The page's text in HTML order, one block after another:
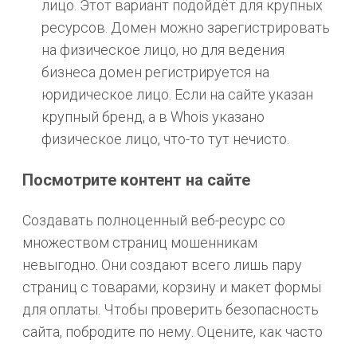
лицо. Этот вариант подойдёт для крупных
ресурсов. Домен можно зарегистрировать
на физическое лицо, но для ведения
бизнеса домен регистрируется на
юридическое лицо. Если на сайте указан
крупный бренд, а в Whois указано
физическое лицо, что-то тут нечисто.
Посмотрите контент на сайте
Создавать полноценный веб-ресурс со
множеством страниц мошенникам
невыгодно. Они создают всего лишь пару
страниц с товарами, корзину и макет формы
для оплаты. Чтобы проверить безопасность
сайта, побродите по нему. Оцените, как часто